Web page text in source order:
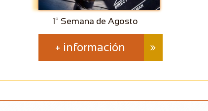
+ información 
1º Semana de Agosto